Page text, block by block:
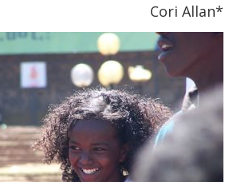
Cori Allan*